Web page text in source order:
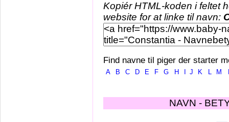
Kopiér HTML-koden i feltet
website for at linke til navn:
Find navne til piger der starter
A B C D E F G H J K L M
NAVN -